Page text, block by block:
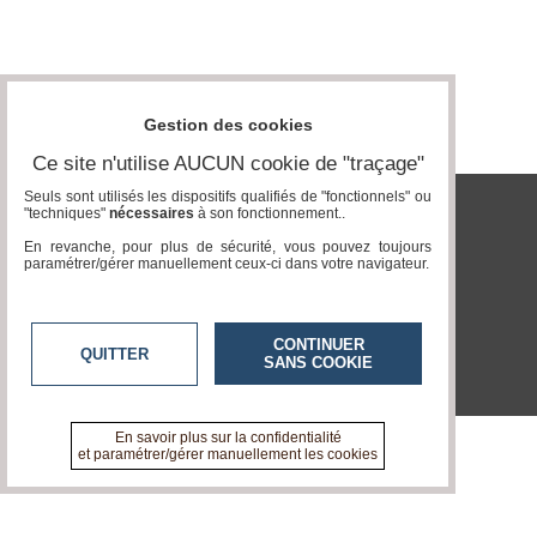
Médias
Blogs
Inscription
annuaire
pro
tvlocale.fr
Gestion des cookies
Ce site n'utilise AUCUN cookie de "traçage"
Seuls sont utilisés les dispositifs qualifiés de "fonctionnels" ou
"techniques" nécessaires à son fonctionnement..
En revanche, pour plus de sécurité, vous pouvez toujours
paramétrer/gérer manuellement ceux-ci dans votre navigateur.
QUITTER
CONTINUER
SANS COOKIE
En savoir plus sur la confidentialité
et paramétrer/gérer manuellement les cookies